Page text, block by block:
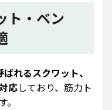
ト・ベン
ばれるスクワット、
応しており、筋力ト